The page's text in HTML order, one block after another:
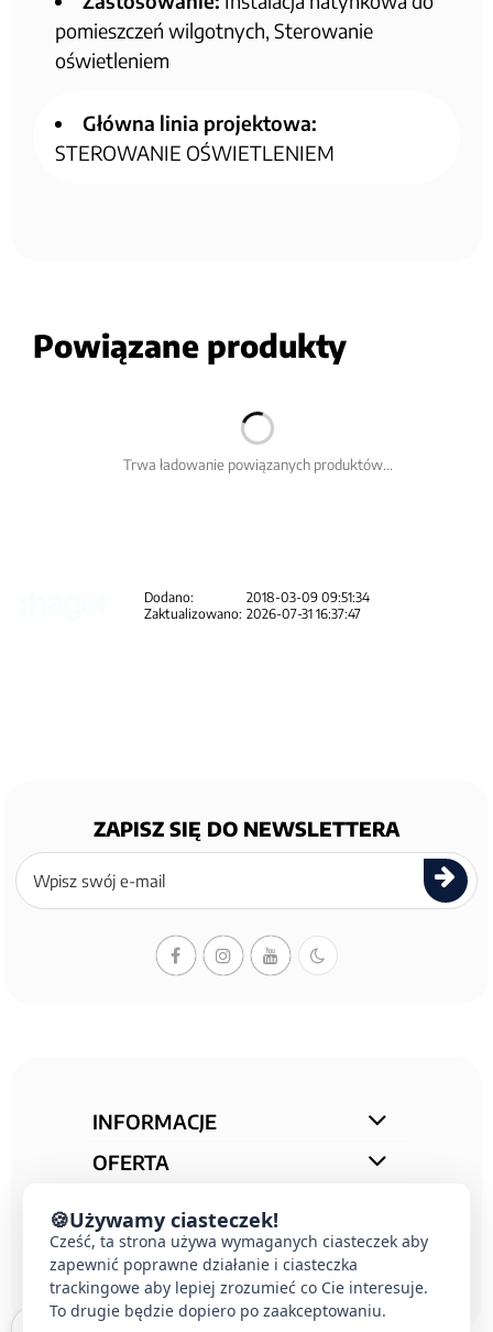
pomieszczeń wilgotnych, Sterowanie
oświetleniem
Główna linia projektowa:
STEROWANIE OŚWIETLENIEM
Powiązane produkty
Trwa ładowanie powiązanych produktów...
Dodano:
2018-03-09 09:51:34
Zaktualizowano: 2026-07-31 16:37:47
ZAPISZ SIĘ DO NEWSLETTERA
Zapisz
się
newslettera
INFORMACJE
OFERTA
KONTAKT
🍪Używamy ciasteczek!
Cześć, ta strona używa wymaganych ciasteczek aby
zapewnić poprawne działanie i ciasteczka
trackingowe aby lepiej zrozumieć co Cie interesuje.
To drugie będzie dopiero po zaakceptowaniu.